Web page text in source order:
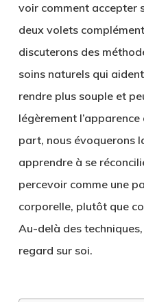
voir comment accepter
deux volets
discuterons des
soins naturelsqui
rendre plus souple et
légèrement
part, nous évoquerons
apprendre à se
percevoir comme une
corporelle, plutôt que
Au-delà des
regard sur soi.